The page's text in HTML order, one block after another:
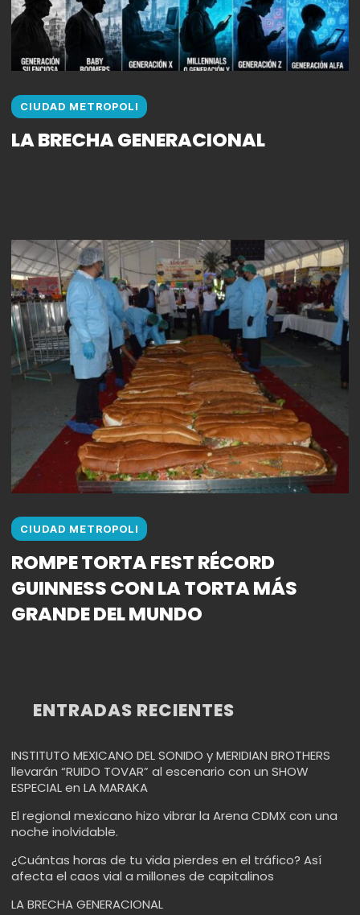
CIUDAD METROPOLI
LA BRECHA GENERACIONAL
CIUDAD METROPOLI
ROMPE TORTA FEST RÉCORD
GUINNESS CON LA TORTA MÁS
GRANDE DEL MUNDO
ENTRADAS RECIENTES
INSTITUTO MEXICANO DEL SONIDO y MERIDIAN BROTHERS
llevarán “RUIDO TOVAR” al escenario con un SHOW
ESPECIAL en LA MARAKA
El regional mexicano hizo vibrar la Arena CDMX con una
noche inolvidable.
¿Cuántas horas de tu vida pierdes en el tráfico? Así
afecta el caos vial a millones de capitalinos
LA BRECHA GENERACIONAL